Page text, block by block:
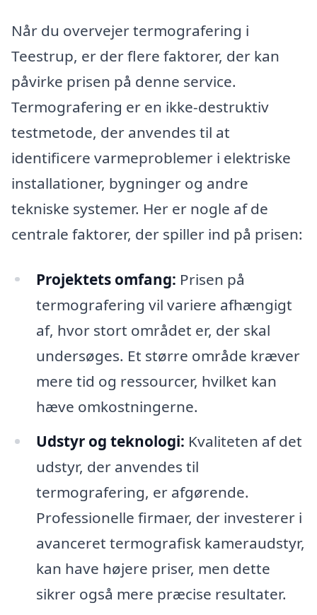
Når du overvejer termografering i
Teestrup, er der flere faktorer, der kan
påvirke prisen på denne service.
Termografering er en ikke-destruktiv
testmetode, der anvendes til at
identificere varmeproblemer i elektriske
installationer, bygninger og andre
tekniske systemer. Her er nogle af de
centrale faktorer, der spiller ind på prisen:
Projektets omfang: Prisen på
termografering vil variere afhængigt
af, hvor stort området er, der skal
undersøges. Et større område kræver
mere tid og ressourcer, hvilket kan
hæve omkostningerne.
Udstyr og teknologi: Kvaliteten af det
udstyr, der anvendes til
termografering, er afgørende.
Professionelle firmaer, der investerer i
avanceret termografisk kameraudstyr,
kan have højere priser, men dette
sikrer også mere præcise resultater.